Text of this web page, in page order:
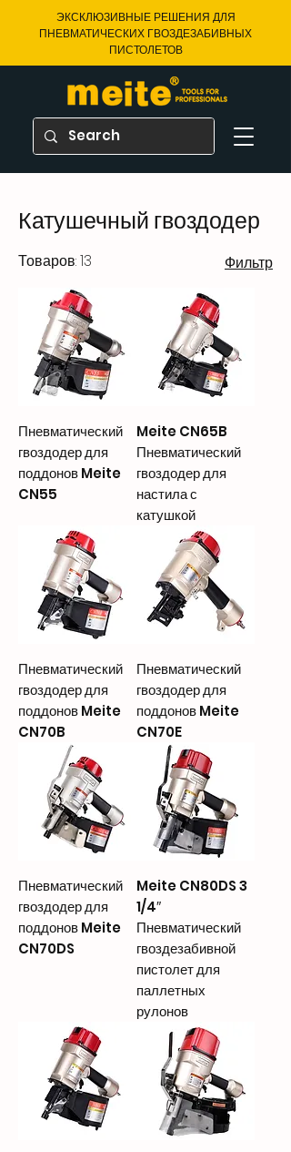
ЭКСКЛЮЗИВНЫЕ РЕШЕНИЯ ДЛЯ
ПНЕВМАТИЧЕСКИХ ГВОЗДЕЗАБИВНЫХ
ПИСТОЛЕТОВ
Катушечный гвоздодер
Товаров: 13 Фильтр
Пневматический
гвоздодер для
поддонов Meite
CN55
Meite CN65B
Пневматический
гвоздодер для
настила с
катушкой
Пневматический
гвоздодер для
поддонов Meite
CN70B
Пневматический
гвоздодер для
поддонов Meite
CN70E
Пневматический
гвоздодер для
поддонов Meite
CN70DS
Meite CN80DS 3
1/4″
Пневматический
гвоздезабивной
пистолет для
паллетных
рулонов